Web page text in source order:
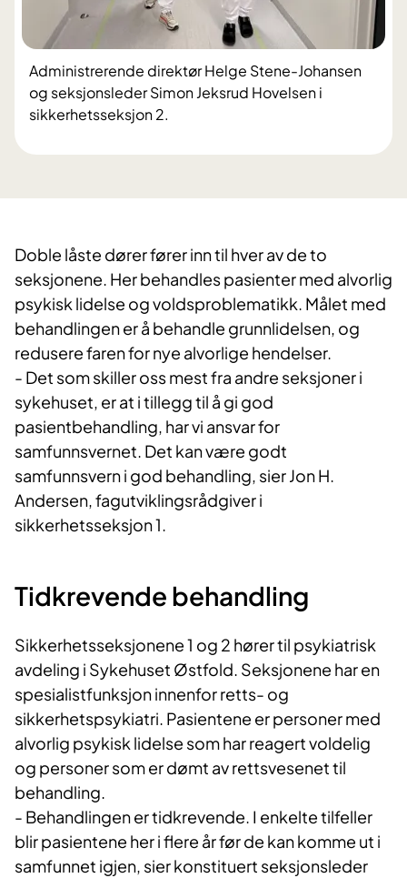
​Administrerende direktør Helge Stene-Johansen
og seksjonsleder Simon Jeksrud Hovelsen i
sikkerhetsseksjon 2.
Doble låste dører fører inn til hver av de to
seksjonene. Her behandles pasienter med alvorlig
psykisk lidelse og voldsproblematikk. Målet med
behandlingen er å behandle grunnlidelsen, og
redusere faren for nye alvorlige hendelser.
- Det som skiller oss mest fra andre seksjoner i
sykehuset, er at i tillegg til å gi god
pasientbehandling, har vi ansvar for
samfunnsvernet. Det kan være godt
samfunnsvern i god behandling, sier Jon H.
Andersen, fagutviklingsrådgiver i
sikkerhetsseksjon 1.
Tidkrevende behandling
Sikkerhetsseksjonene 1 og 2 hører til psykiatrisk
avdeling i Sykehuset Østfold. Seksjonene har en
spesialistfunksjon innenfor retts- og
sikkerhetspsykiatri. Pasientene er personer med
alvorlig psykisk lidelse som har reagert voldelig
og personer som er dømt av rettsvesenet til
behandling.
- Behandlingen er tidkrevende. I enkelte tilfeller
blir pasientene her i flere år før de kan komme ut i
samfunnet igjen, sier konstituert seksjonsleder